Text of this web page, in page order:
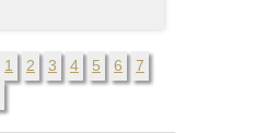
1 2 3 4 5 6
7